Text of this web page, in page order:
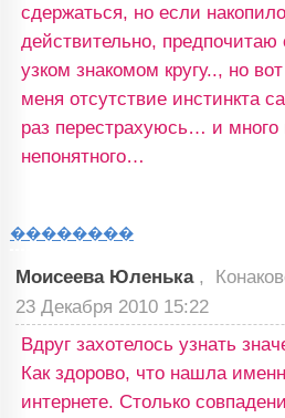
сдержаться, но если
действительно,
узком знакомом кругу.., но
меня отсутствие инстинкта
раз перестрахуюсь… и много
непонятного…
��������
Моисеева Юленька ,
23 Декабря 2010 15:22
Вдруг захотелось узнать
Как здорово, что нашла
интернете. Столько